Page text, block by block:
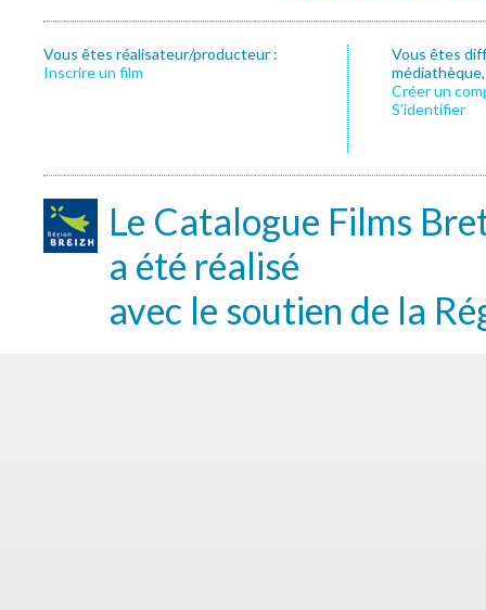
Vous êtes réalisateur/producteur :
Inscrire un film
Vous êtes
Créer un
S’identifier
Le Catalogue Films
a été réalisé
avec le soutien de la